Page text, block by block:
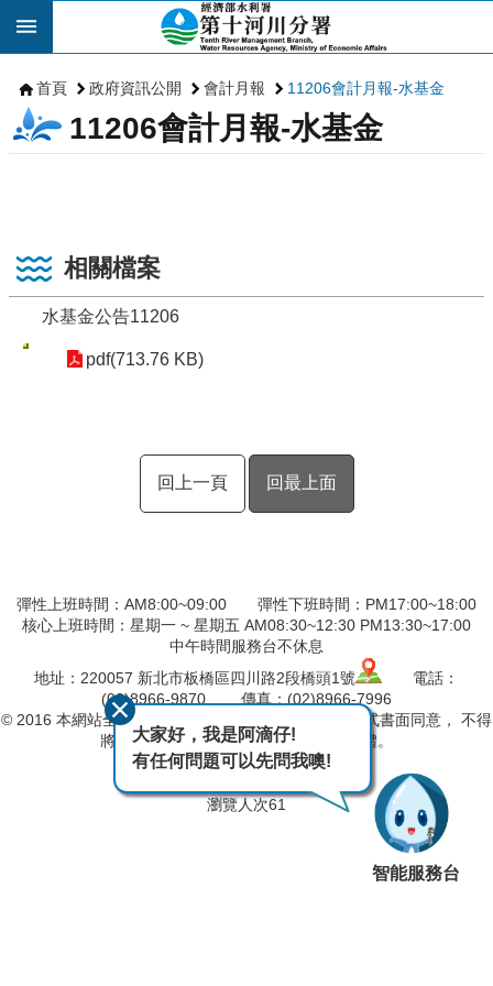
跳到主要內容區塊
首頁 政府資訊公開 會計月報 11206會計月報-水基金
11206會計月報-水基金
相關檔案
水基金公告11206
pdf(713.76 KB)
回上一頁 回最上面
彈性上班時間：AM8:00~09:00 彈性下班時間：PM17:00~18:00
核心上班時間：星期一 ~ 星期五 AM08:30~12:30 PM13:30~17:00
中午時間服務台不休息
地址：220057 新北市板橋區四川路2段橋頭1號
電話：
(02)8966-9870 傳真：(02)8966-7996
© 2016 本網站全部圖文版權係屬本分署所有，非經正式書面同意， 不得
將全部或部分內容，轉載於任何形式媒體。
瀏覽人次61
大家好，我是阿滴仔!
有任何問題可以先問我噢!
智能服務台